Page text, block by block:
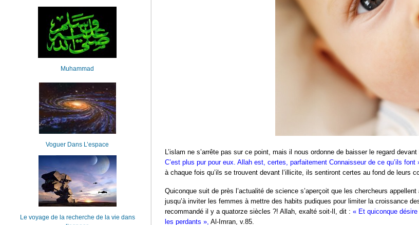
L’islam ne s’arrête pas sur ce point, mais il nous ordonne de baisser le regard devant
C’est plus pur pour eux. Allah est, certes, parfaitement Connaisseur de ce qu’ils font
à chaque fois qu’ils se trouvent devant l’illicite, ils sentiront certes au fond de leurs
Quiconque suit de près l’actualité de science s’aperçoit que les chercheurs
jusqu’à inviter les femmes à mettre des habits pudiques pour limiter la croissance
recommandé il y a quatorze siècles ?! Allah, exalté soit-Il, dit : « Et quiconque
les perdants », Al-Imran, v.85.
Muhammad
Voguer Dans L’espace
Le voyage de la recherche de la vie dans